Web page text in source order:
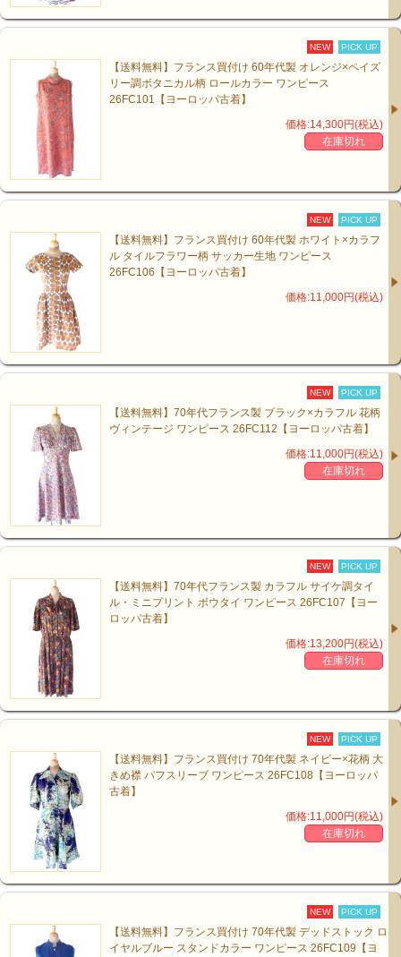
NEW PICK UP
【送料無料】フランス買付け 60年代製 オレンジ×ペイズ
リー調ボタニカル柄 ロールカラー ワンピース
26FC101【ヨーロッパ古着】
価格:14,300円(税込)
在庫切れ
NEW PICK UP
【送料無料】フランス買付け 60年代製 ホワイト×カラフ
ル タイルフラワー柄 サッカー生地 ワンピース
26FC106【ヨーロッパ古着】
価格:11,000円(税込)
NEW PICK UP
【送料無料】70年代フランス製 ブラック×カラフル 花柄
ヴィンテージ ワンピース 26FC112【ヨーロッパ古着】
価格:11,000円(税込)
在庫切れ
NEW PICK UP
【送料無料】70年代フランス製 カラフル サイケ調タイ
ル・ミニプリント ボウタイ ワンピース 26FC107【ヨー
ロッパ古着】
価格:13,200円(税込)
在庫切れ
NEW PICK UP
【送料無料】フランス買付け 70年代製 ネイビー×花柄 大
きめ襟 パフスリーブ ワンピース 26FC108【ヨーロッパ
古着】
価格:11,000円(税込)
在庫切れ
NEW PICK UP
【送料無料】フランス買付け 70年代製 デッドストック ロ
イヤルブルー スタンドカラー ワンピース 26FC109【ヨ